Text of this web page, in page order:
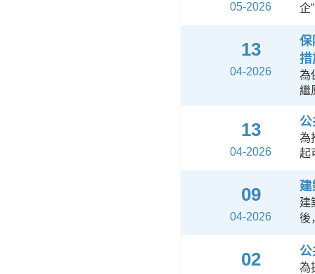
05-2026
企
13
04-2026
保
措
為
繼
13
04-2026
公
為
起
09
04-2026
建
後
02 公
為